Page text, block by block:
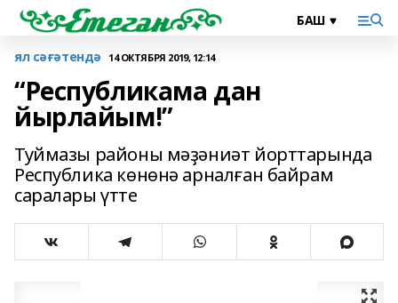
ял сәғәтендә 14 ОКТЯБРЯ 2019, 12:14
“Республикама дан
йырлайым!”
Туймазы районы мәҙәниәт йорттарында
Республика көнөнә арналған байрам
саралары үтте